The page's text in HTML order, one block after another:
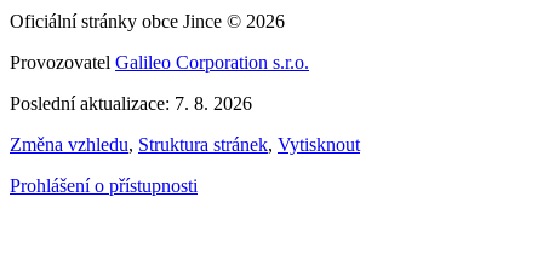
Oficiální stránky obce Jince © 2026
Provozovatel Galileo Corporation s.r.o.
Poslední aktualizace: 7. 8. 2026
Změna vzhledu, Struktura stránek, Vytisknout
Prohlášení o přístupnosti